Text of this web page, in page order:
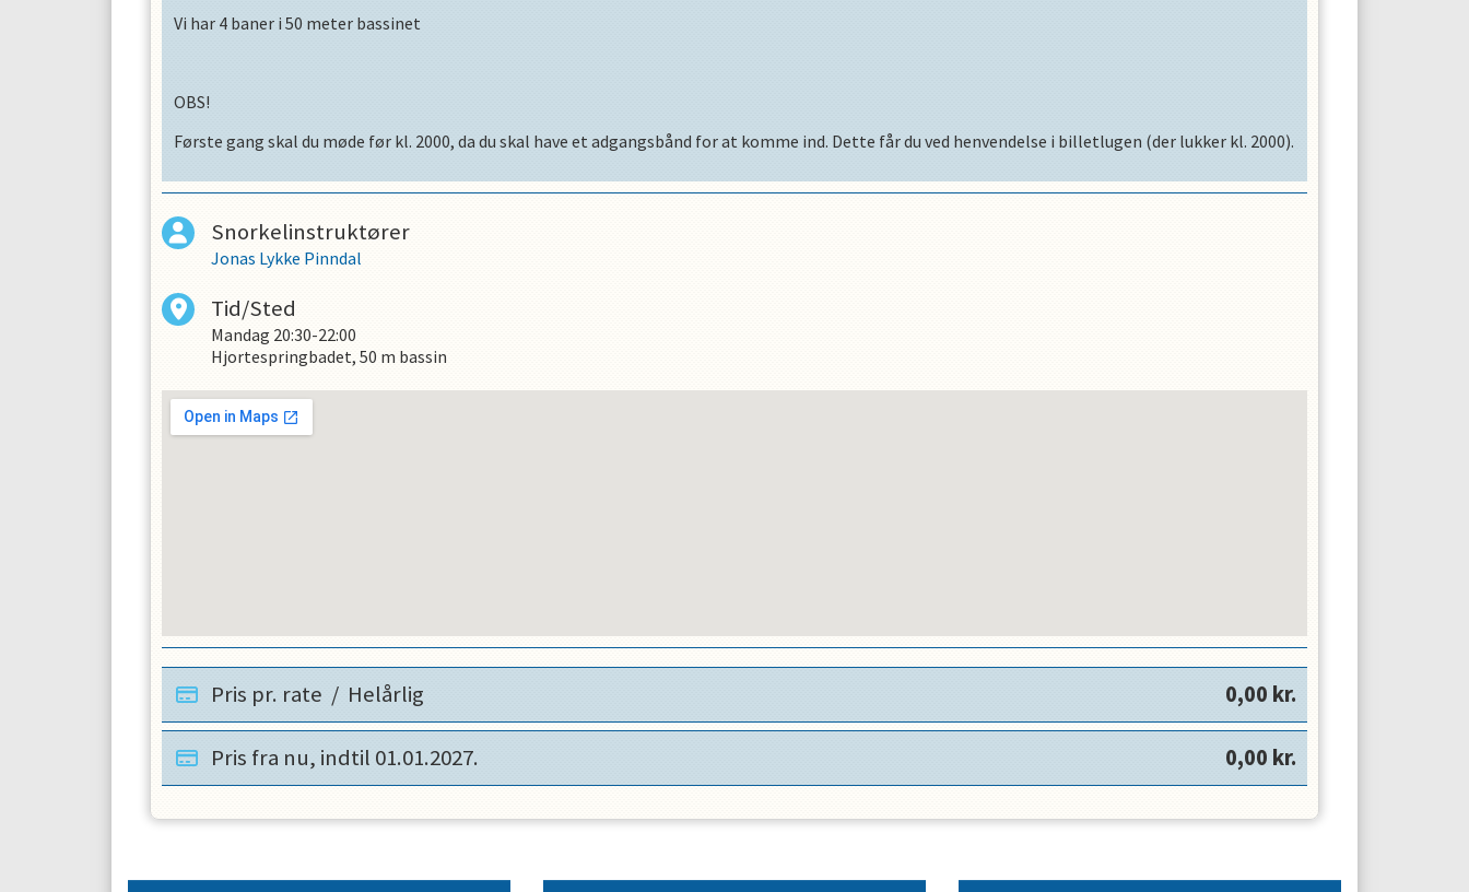
Vi har 4 baner i 50 meter bassinet
OBS!
Første gang skal du møde før kl. 2000, da du skal have et adgangsbånd for at komme ind. Dette får du ved henvendelse i billetlugen (der lukker kl. 2000).
Snorkelinstruktører
Jonas Lykke Pinndal
Tid/Sted
Mandag 20:30-22:00
Hjortespringbadet, 50 m bassin
Pris pr. rate / Helårlig 0,00 kr.
Pris fra nu, indtil 01.01.2027. 0,00 kr.